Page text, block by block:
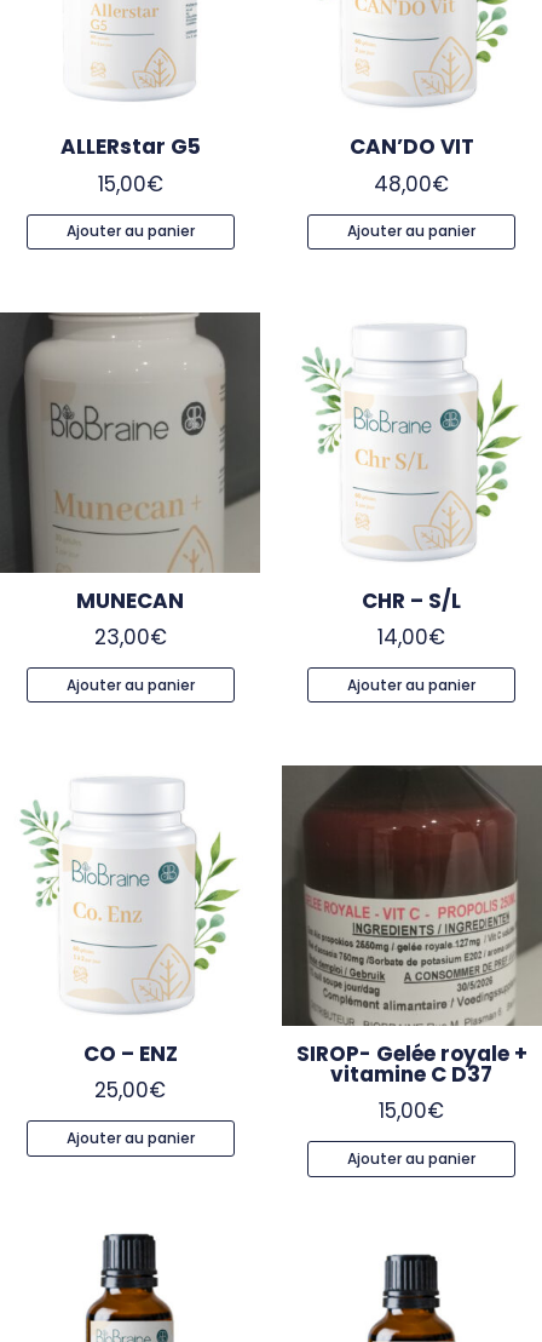
ALLERstar G5
15,00€
Ajouter au panier
CAN’DO VIT
48,00€
Ajouter au panier
MUNECAN
23,00€
Ajouter au panier
CHR – S/L
14,00€
Ajouter au panier
CO – ENZ
25,00€
Ajouter au panier
SIROP- Gelée royale +
vitamine C D37
15,00€
Ajouter au panier